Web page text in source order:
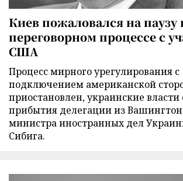
Киев пожаловался на паузу
переговорном процессе с
США
Процесс мирного урегулирования с
подключением американской
приостановлен, украинские
прибытия делегации из
министра иностранных дел
Сибига.